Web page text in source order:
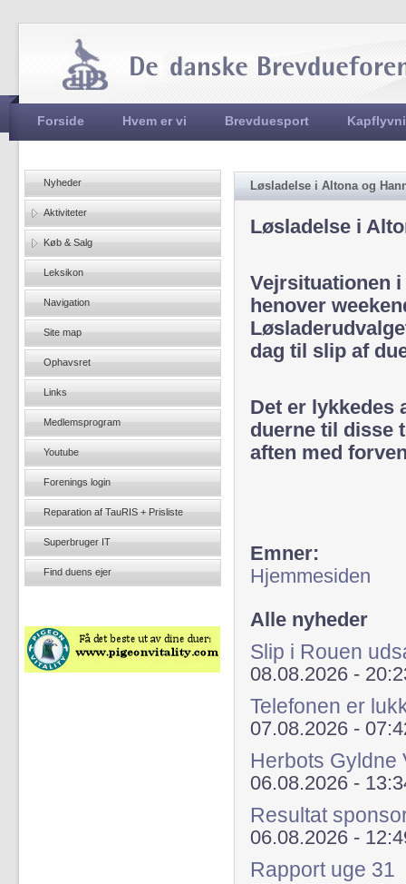
Hovedmenu
Forside Hvem er vi Brevduesport
Løsladelse i Altona og
Løsladelse i
Vejrsituationen
henover
dag til slip af
Det er lykkedes
duerne til disse
aften med
Emner:
Hjemmesiden
Alle nyheder
Slip i Rouen
08.08.2026 -
Telefonen er
07.08.2026 -
Herbots Gyldne
06.08.2026 -
Resultat
06.08.2026 -
Rapport uge 31
Nyheder
Aktiviteter
Køb & Salg
Leksikon
Navigation
Site map
Ophavsret
Links
Medlemsprogram
Youtube
Forenings login
Reparation af TauRIS + Prisliste
Superbruger IT
Find duens ejer